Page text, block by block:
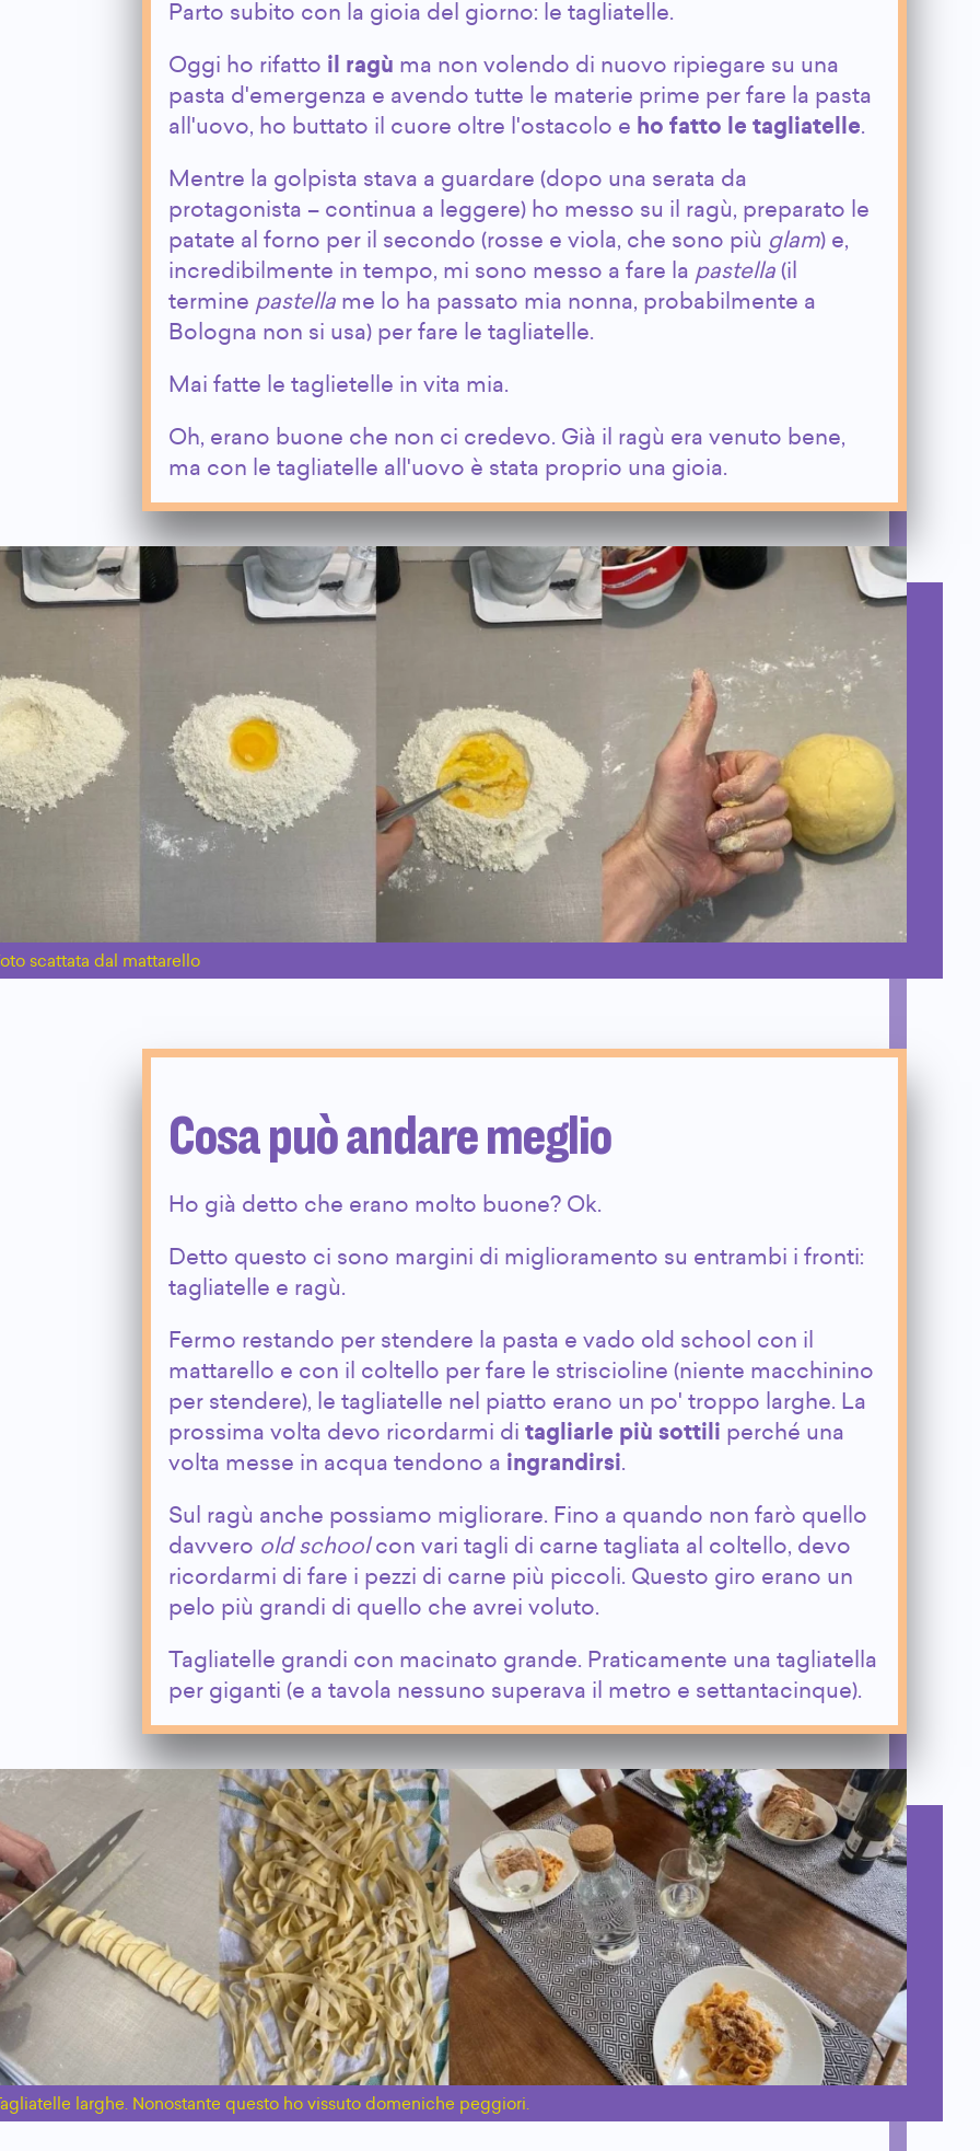
Parto subito con la gioia del giorno: le tagliatelle.
Oggi ho rifatto il ragù ma non volendo di nuovo ripiegare su una
pasta d'emergenza e avendo tutte le materie prime per fare la pasta
all'uovo, ho buttato il cuore oltre l'ostacolo e ho fatto le tagliatelle.
Mentre la golpista stava a guardare (dopo una serata da
protagonista – continua a leggere) ho messo su il ragù, preparato le
patate al forno per il secondo (rosse e viola, che sono più glam) e,
incredibilmente in tempo, mi sono messo a fare la pastella(il
termine pastellame lo ha passato mia nonna, probabilmente a
Bologna non si usa) per fare le tagliatelle.
Mai fatte le taglietelle in vita mia.
Oh, erano buone che non ci credevo. Già il ragù era venuto bene,
ma con le tagliatelle all'uovo è stata proprio una gioia.
scattata dal mattarello
Cosa può andare meglio
Ho già detto che erano molto buone? Ok.
Detto questo ci sono margini di miglioramento su entrambi i fronti:
tagliatelle e ragù.
Fermo restando per stendere la pasta e vado old school con il
mattarello e con il coltello per fare le striscioline (niente macchinino
per stendere), le tagliatelle nel piatto erano un po' troppo larghe. La
prossima volta devo ricordarmi di tagliarle più sottili perché una
volta messe in acqua tendono a ingrandirsi.
Sul ragù anche possiamo migliorare. Fino a quando non farò quello
davvero old schoolcon vari tagli di carne tagliata al coltello, devo
ricordarmi di fare i pezzi di carne più piccoli. Questo giro erano un
pelo più grandi di quello che avrei voluto.
Tagliatelle grandi con macinato grande. Praticamente una tagliatella
per giganti (e a tavola nessuno superava il metro e settantacinque).
larghe. Nonostante questo ho vissuto domeniche peggiori.